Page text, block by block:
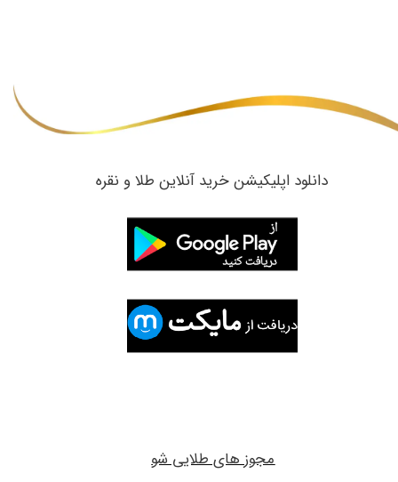
​دانلود اپلیکیشن خرید آنلاین طلا و نقره
مجوز های طلایی شو